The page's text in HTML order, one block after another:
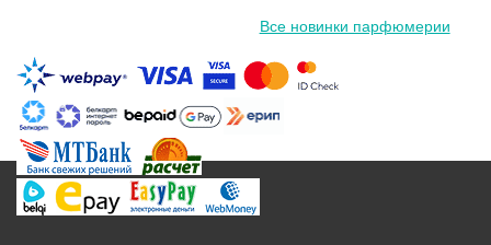
Все новинки парфюмерии